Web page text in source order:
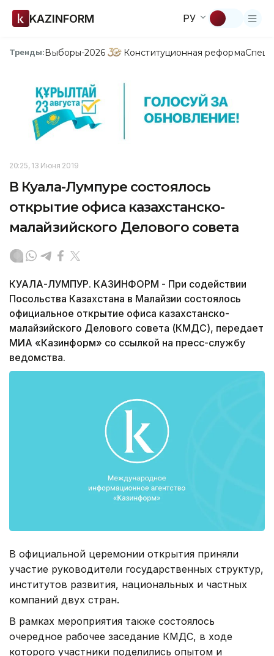
KAZINFORM РУ
Тренды:Выборы-2026 Конституционная реформа
20:25, 13 Июня 2019
В Куала-Лумпуре состоялось
открытие офиса казахстанско-
малайзийского Делового совета
КУАЛА-ЛУМПУР. КАЗИНФОРМ - При содействии
Посольства Казахстана в Малайзии состоялось
официальное открытие офиса казахстанско-
малайзийского Делового совета (КМДС), передает
МИА «Казинформ» со ссылкой на пресс-службу
ведомства.
В официальной церемонии открытия приняли
участие руководители государственных структур,
институтов развития, национальных и частных
компаний двух стран.
В рамках мероприятия также состоялось
очередное рабочее заседание КМДС, в ходе
которого участники поделились опытом и